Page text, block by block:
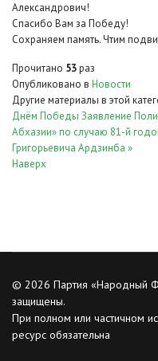
Александрович!
Спасибо Вам за Победу!
Сохраняем память. Чтим
Прочитано 53раз
Опубликовано в Новости
Другие материалы в этой
Днём Победы Заявление
Абхазии» по случаю 81-й
Григорьевича Ардзинба »
Наверх
© 2026 Партия «Народный
защищены.
При полном или частичном
ресурс обязательна